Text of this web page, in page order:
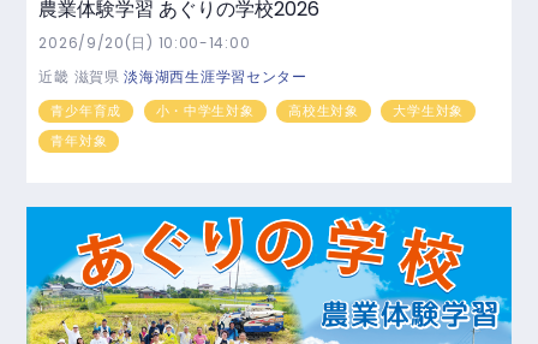
農業体験学習 あぐりの学校2026
2026/9/20(日) 10:00-14:00
近畿 滋賀県淡海湖西生涯学習センター
青少年育成 小・中学生対象 高校生対象
大学生対象
青年対象